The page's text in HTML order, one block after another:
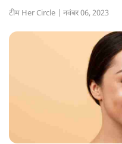
टीम Her Circle | नवंबर 06, 2023